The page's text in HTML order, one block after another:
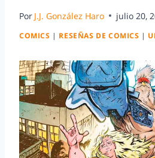
Por J.J. González Haro julio 20,
COMICS | RESEÑAS DE COMICS |